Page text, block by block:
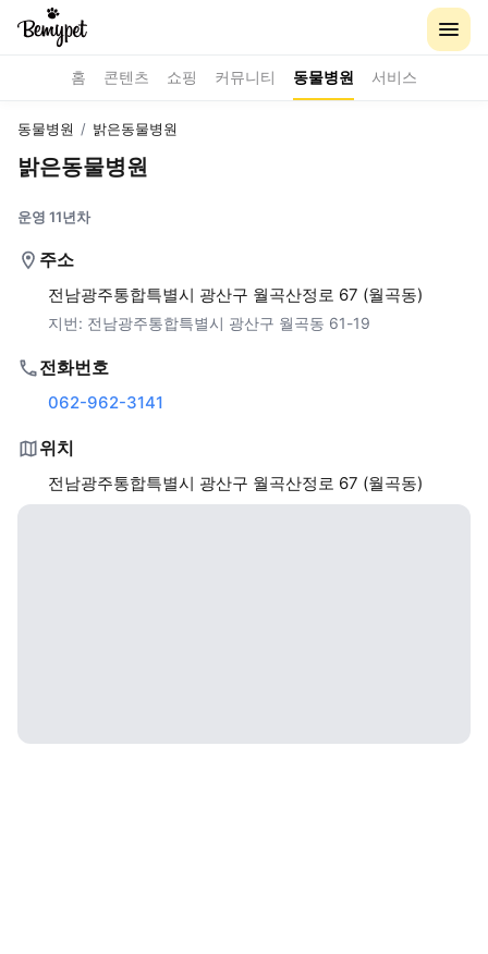
홈 콘텐츠 쇼핑 커뮤니티 동물병원 서비스
동물병원 / 밝은동물병원
밝은동물병원
운영 11년차
주소
전남광주통합특별시 광산구 월곡산정로 67 (월곡동)
지번: 전남광주통합특별시 광산구 월곡동 61-19
전화번호
062-962-3141
위치
전남광주통합특별시 광산구 월곡산정로 67 (월곡동)